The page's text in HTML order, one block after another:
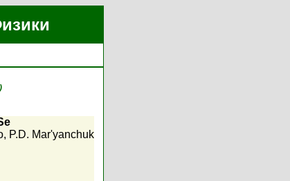
, P.D. Mar'yanchuk